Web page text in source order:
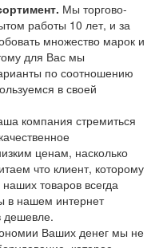
Мы торгово-
работы 10 лет, и за
множество марок и
для Вас мы
по соотношению
в своей
компания стремиться
ценам, насколько
что клиент, которому
товаров всегда
в нашем интернет
дешевле.
Ваших денег мы не